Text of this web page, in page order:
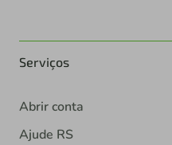
Serviços
Abrir conta
Ajude RS